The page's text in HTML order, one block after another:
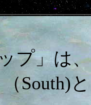
プ」は
（South)